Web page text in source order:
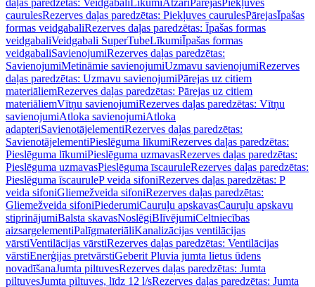
daļas paredzētas: Veidgabali LīkumiAtzari PārejasPiekļuves
caurulesRezerves daļas paredzētas: Piekļuves caurulesPārejasĪpašas
formas veidgabaliRezerves daļas paredzētas: Īpašas formas
veidgabaliVeidgabali SuperTubeLīkumiĪpašas formas
veidgabaliSavienojumiRezerves daļas paredzētas:
SavienojumiMetināmie savienojumiUzmavu savienojumiRezerves
daļas paredzētas: Uzmavu savienojumiPārejas uz citiem
materiāliemRezerves daļas paredzētas: Pārejas uz citiem
materiāliemVītņu savienojumiRezerves daļas paredzētas: Vītņu
savienojumiAtloka savienojumiAtloka
adapteriSavienotājelementiRezerves daļas paredzētas:
SavienotājelementiPieslēguma līkumiRezerves daļas paredzētas:
Pieslēguma līkumiPieslēguma uzmavasRezerves daļas paredzētas:
Pieslēguma uzmavasPieslēguma īscauruleRezerves daļas paredzētas:
Pieslēguma īscauruleP veida sifoniRezerves daļas paredzētas: P
veida sifoniGliemežveida sifoniRezerves daļas paredzētas:
Gliemežveida sifoniPiederumiCauruļu apskavasCauruļu apskavu
stiprinājumiBalsta skavasNoslēgiBlīvējumiCeltniecības
aizsargelementiPalīgmateriāliKanalizācijas ventilācijas
vārstiVentilācijas vārstiRezerves daļas paredzētas: Ventilācijas
vārstiEnerģijas pretvārstiGeberit Pluvia jumta lietus ūdens
novadīšanaJumta piltuvesRezerves daļas paredzētas: Jumta
piltuvesJumta piltuves, līdz 12 l/sRezerves daļas paredzētas: Jumta